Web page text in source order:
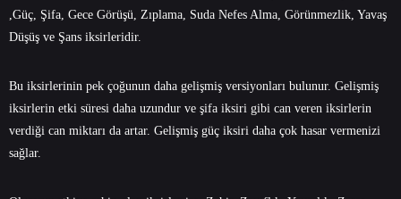
,Güç, Şifa, Gece Görüşü, Zıplama, Suda Nefes Alma, Görünmezlik, Yavaş
Düşüş ve Şans iksirleridir.
Bu iksirlerinin pek çoğunun daha gelişmiş versiyonları bulunur. Gelişmiş
iksirlerin etki süresi daha uzundur ve şifa iksiri gibi can veren iksirlerin
verdiği can miktarı da artar. Gelişmiş güç iksiri daha çok hasar vermenizi
sağlar.